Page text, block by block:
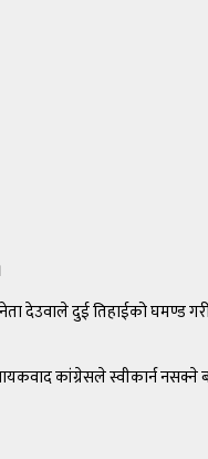
दुई तिहाईको घमण्ड गरी
कांग्रेसले स्वीकार्न नसक्ने